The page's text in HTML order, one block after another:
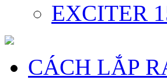
EXCITER
CÁCH LẮP